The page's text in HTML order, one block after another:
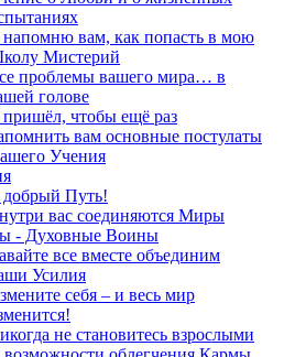
вам, как попасть в мою
Мистерий
проблемы вашего мира… в
голове
чтобы ещё раз
вам основные постулаты
Учения
Путь!
вас соединяются Миры
- Духовные Воины
все вместе объединим
Усилия
себя – и весь мир
не становитесь взрослыми